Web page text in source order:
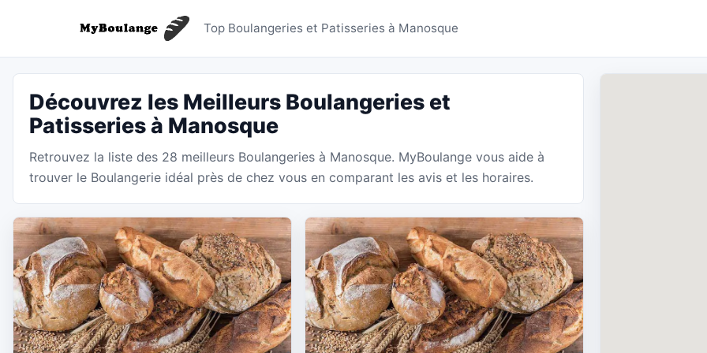
Boulangeries Manosque -
Top Boulangeries et Patisseries à Manosque
Découvrez les Meilleurs Boulangeries et
Patisseries à Manosque
Retrouvez la liste des 28 meilleurs Boulangeries à Manosque. MyBoulange vous aide à
trouver le Boulangerie idéal près de chez vous en comparant les avis et les horaires.